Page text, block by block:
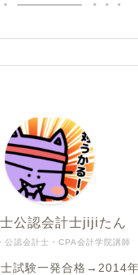
公認会計士・CPA会計学院講師
公認会計士jijiたん
試験一発合格→2014